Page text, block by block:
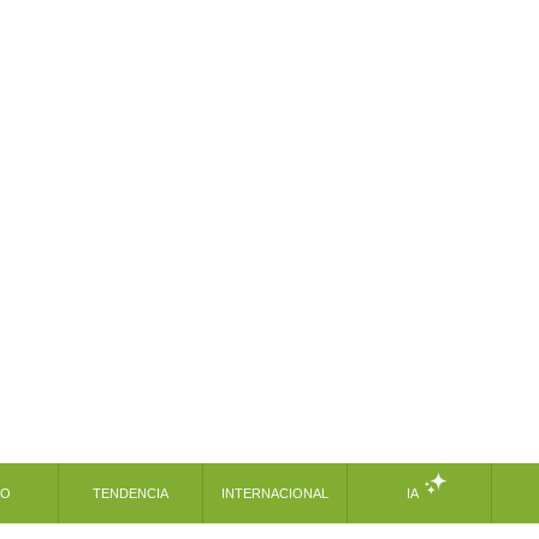
TENDENCIA INTERNACIONAL IA